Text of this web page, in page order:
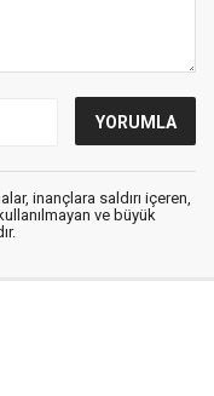
inançlara saldırı içeren,
ve büyük